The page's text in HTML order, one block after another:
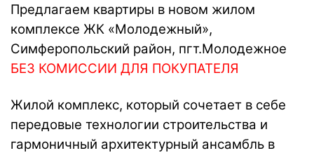
Предлагаем квартиры в новом жилом
комплексе ЖК «Молодежный»,
Симферопольский район, пгт.Молодежное
БЕЗ КОМИССИИ ДЛЯ ПОКУПАТЕЛЯ
Жилой комплекс, который сочетает в себе
передовые технологии строительства и
гармоничный архитектурный ансамбль в